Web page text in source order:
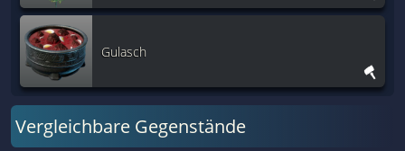
Gulasch
Vergleichbare Gegenstände